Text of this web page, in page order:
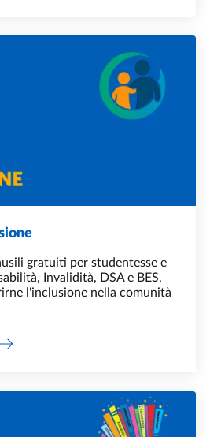
gratuiti per studentesse e
Invalidità, DSA e BES,
l'inclusione nella comunità
INCLUSIONE